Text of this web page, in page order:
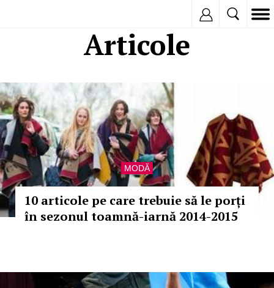
Articole
MODĂ
10 articole pe care trebuie să le porți
în sezonul toamnă-iarnă 2014-2015